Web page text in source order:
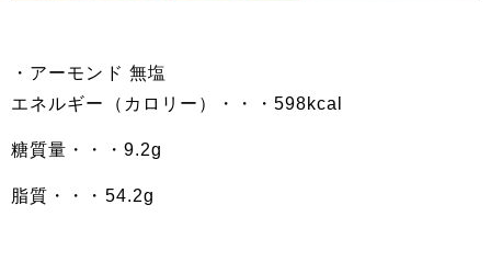
・アーモンド 無塩
エネルギー（カロリー）・・・598kcal
糖質量・・・9.2g
脂質・・・54.2g